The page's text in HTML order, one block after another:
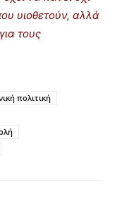
υιοθετούν, αλλά
τους
πολιτική